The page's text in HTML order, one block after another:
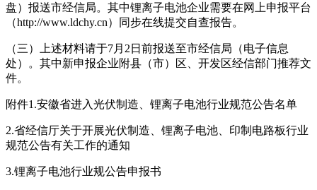
盘）报送市经信局。其中锂离子电池企业需要在网上申报平台
（http://www.ldchy.cn）同步在线提交自查报告。
（三）上述材料请于7月2日前报送至市经信局（电子信息
处）。其中新申报企业附县（市）区、开发区经信部门推荐文
件。
附件1.安徽省进入光伏制造、锂离子电池行业规范公告名单
2.省经信厅关于开展光伏制造、锂离子电池、印制电路板行业
规范公告有关工作的通知
3.锂离子电池行业规公告申报书